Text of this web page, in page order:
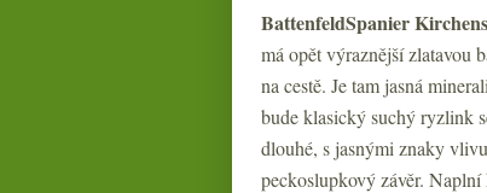
BattenfeldSpanier
má opět výraznější zlatavou
na cestě. Je tam jasná
bude klasický suchý ryzlink
dlouhé, s jasnými znaky
peckoslupkový závěr.